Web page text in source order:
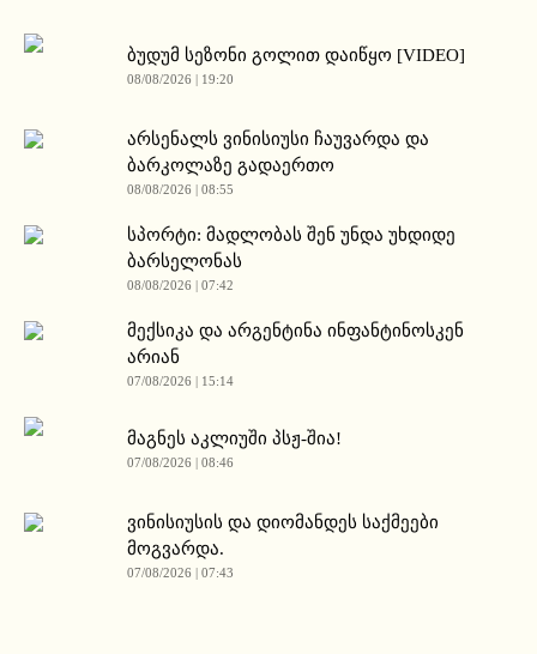
ბუდუმ სეზონი გოლით დაიწყო [VIDEO]
08/08/2026 | 19:20
არსენალს ვინისიუსი ჩაუვარდა და
ბარკოლაზე გადაერთო
08/08/2026 | 08:55
სპორტი: მადლობას შენ უნდა უხდიდე
ბარსელონას
08/08/2026 | 07:42
მექსიკა და არგენტინა ინფანტინოსკენ
არიან
07/08/2026 | 15:14
მაგნეს აკლიუში პსჟ-შია!
07/08/2026 | 08:46
ვინისიუსის და დიომანდეს საქმეები
მოგვარდა.
07/08/2026 | 07:43